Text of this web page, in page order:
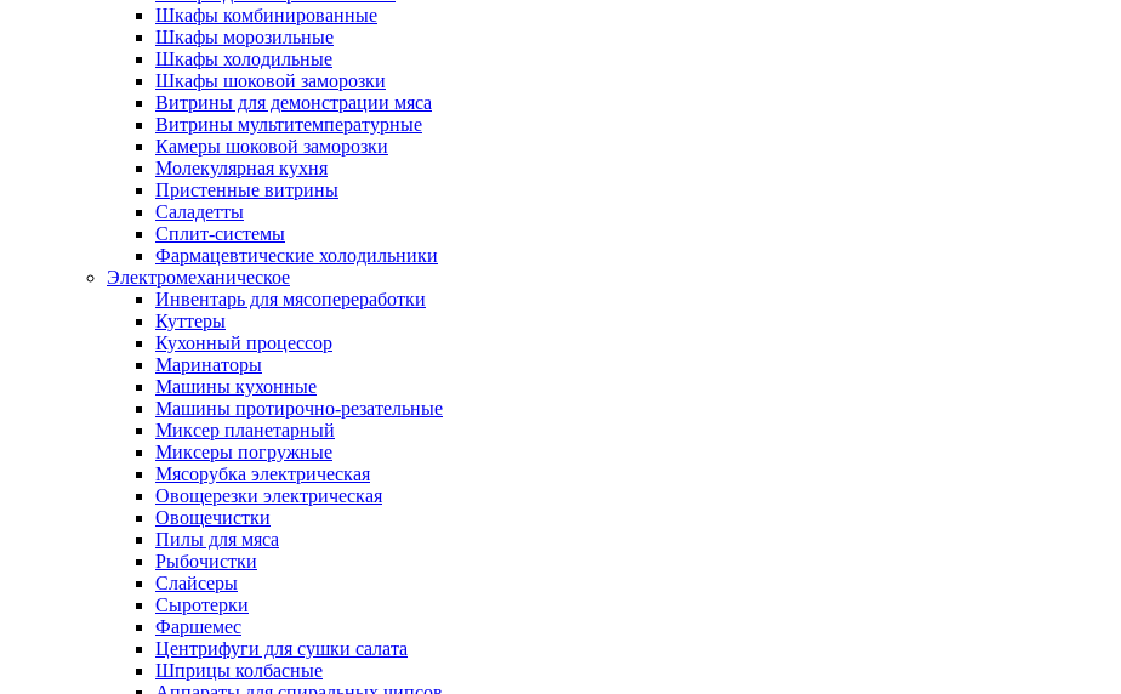
Шкафы комбинированные
Шкафы морозильные
Шкафы холодильные
Шкафы шоковой заморозки
Витрины для демонстрации мяса
Витрины мультитемпературные
Камеры шоковой заморозки
Молекулярная кухня
Пристенные витрины
Саладетты
Сплит-системы
Фармацевтические холодильники
Электромеханическое
Инвентарь для мясопереработки
Куттеры
Кухонный процессор
Маринаторы
Машины кухонные
Машины протирочно-резательные
Миксер планетарный
Миксеры погружные
Мясорубка электрическая
Овощерезки электрическая
Овощечистки
Пилы для мяса
Рыбочистки
Слайсеры
Сыротерки
Фаршемес
Центрифуги для сушки салата
Шприцы колбасные